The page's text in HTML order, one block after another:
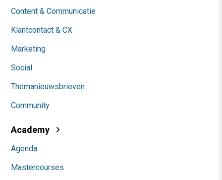
Content & Communicatie
Klantcontact & CX
Marketing
Social
Themanieuwsbrieven
Community
Academy
Agenda
Mastercourses